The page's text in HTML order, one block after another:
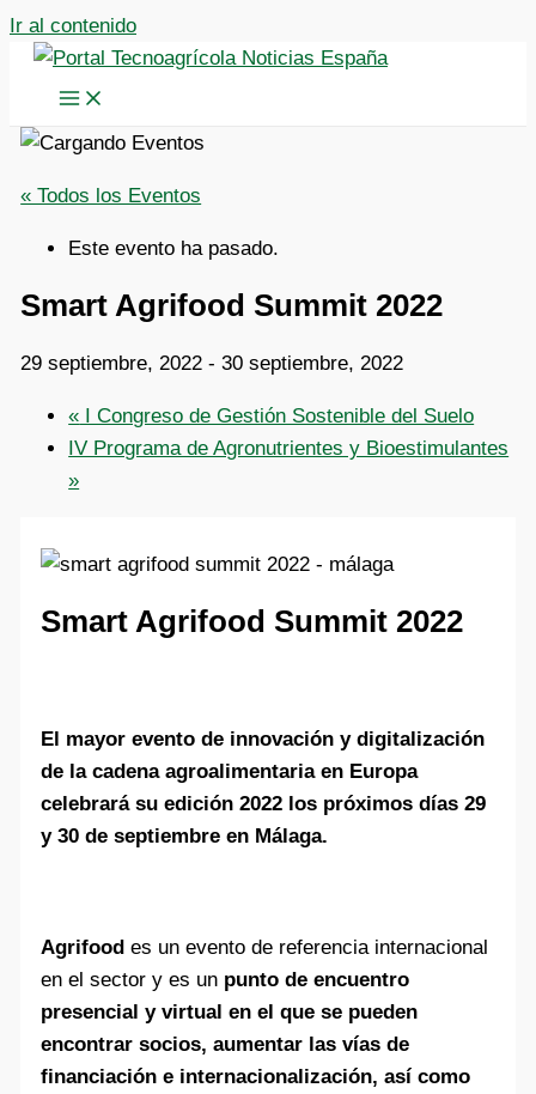
Ir al contenido
« Todos los Eventos
Este evento ha pasado.
Smart Agrifood Summit 2022
29 septiembre, 2022 -30 septiembre, 2022
« I Congreso de Gestión Sostenible del Suelo
IV Programa de Agronutrientes y Bioestimulantes
»
Smart Agrifood Summit 2022
El mayor evento de innovación y digitalización
de la cadena agroalimentaria en Europa
celebrará su edición 2022 los próximos días 29
y 30 de septiembre en Málaga.
Agrifood es un evento de referencia internacional
en el sector y es un punto de encuentro
presencial y virtual en el que se pueden
encontrar socios, aumentar las vías de
financiación e internacionalización, así como